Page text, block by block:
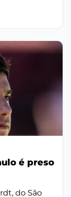
é preso
do São